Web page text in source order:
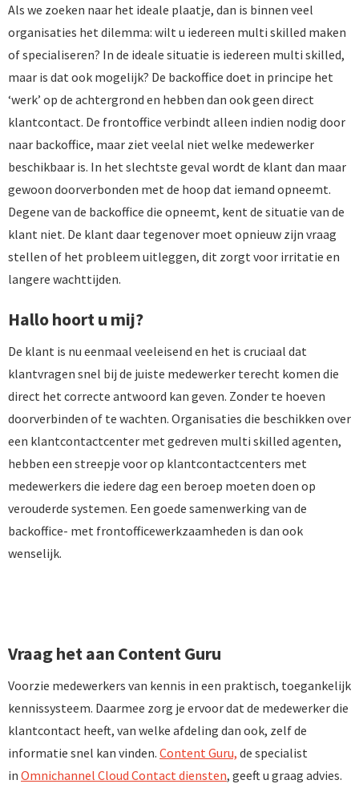
Als we zoeken naar het ideale plaatje, dan is binnen veel
organisaties het dilemma: wilt u iedereen multi skilled maken
of specialiseren? In de ideale situatie is iedereen multi skilled,
maar is dat ook mogelijk? De backoffice doet in principe het
‘werk’ op de achtergrond en hebben dan ook geen direct
klantcontact. De frontoffice verbindt alleen indien nodig door
naar backoffice, maar ziet veelal niet welke medewerker
beschikbaar is. In het slechtste geval wordt de klant dan maar
gewoon doorverbonden met de hoop dat iemand opneemt.
Degene van de backoffice die opneemt, kent de situatie van de
klant niet. De klant daar tegenover moet opnieuw zijn vraag
stellen of het probleem uitleggen, dit zorgt voor irritatie en
langere wachttijden.
Hallo hoort u mij?
De klant is nu eenmaal veeleisend en het is cruciaal dat
klantvragen snel bij de juiste medewerker terecht komen die
direct het correcte antwoord kan geven. Zonder te hoeven
doorverbinden of te wachten. Organisaties die beschikken over
een klantcontactcenter met gedreven multi skilled agenten,
hebben een streepje voor op klantcontactcenters met
medewerkers die iedere dag een beroep moeten doen op
verouderde systemen. Een goede samenwerking van de
backoffice- met frontofficewerkzaamheden is dan ook
wenselijk.
Vraag het aan Content Guru
Voorzie medewerkers van kennis in een praktisch, toegankelijk
kennissysteem. Daarmee zorg je ervoor dat de medewerker die
klantcontact heeft, van welke afdeling dan ook, zelf de
informatie snel kan vinden. Content Guru, de specialist
in Omnichannel Cloud Contact diensten, geeft u graag advies.